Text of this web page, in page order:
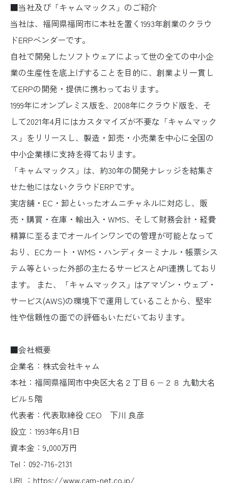
■当社及び「キャムマックス」のご紹介
当社は、福岡県福岡市に本社を置く1993年創業のクラウ
ドERPベンダーです。
自社で開発したソフトウェアによって世の全ての中小企
業の生産性を底上げすることを目的に、創業より一貫し
てERPの開発・提供に携わっております。
1999年にオンプレミス版を、2008年にクラウド版を、そ
して2021年4月にはカスタマイズが不要な「キャムマック
ス」をリリースし、製造・卸売・小売業を中心に全国の
中小企業様に支持を得ております。
「キャムマックス」は、約30年の開発ナレッジを結集さ
せた他にはないクラウドERPです。
実店舗・EC・卸といったオムニチャネルに対応し、販
売・購買・在庫・輸出入・WMS、そして財務会計・経費
精算に至るまでオールインワンでの管理が可能となって
おり、ECカート・WMS・ハンディターミナル・帳票シス
テム等といった外部の主たるサービスとAPI連携しており
ます。 また、「キャムマックス」はアマゾン・ウェブ・
サービス(AWS)の環境下で運用していることから、堅牢
性や信頼性の面での評価もいただいております。
■会社概要
企業名：株式会社キャム
本社：福岡県福岡市中央区大名２丁目６−２８ 九勧大名
ビル５階
代表者：代表取締役 CEO 下川 良彦
設立：1993年6月1日
資本金：9,000万円
Tel：092-716-2131
URL：https://www.cam-net.co.jp/